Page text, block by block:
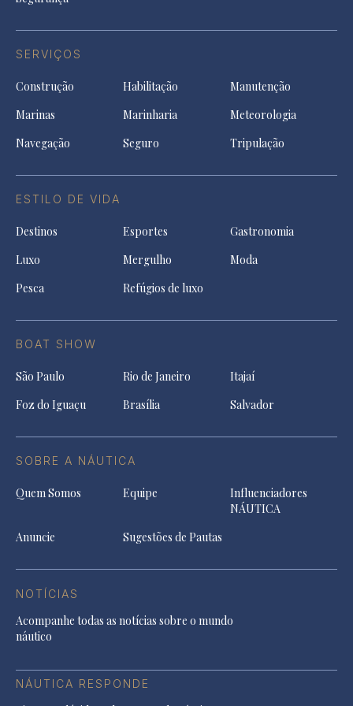
SERVIÇOS
Construção Habilitação
Manutenção
Marinas
Marinharia
Meteorologia
Navegação
Seguro Tripulação
ESTILO DE VIDA
Destinos Esportes
Gastronomia
Luxo
Mergulho
Moda
Pesca
Refúgios de luxo
BOAT SHOW
São Paulo Rio de Janeiro
Itajaí
Foz do Iguaçu
Brasília Salvador
SOBRE A NÁUTICA
Quem Somos Equipe
Influenciadores
NÁUTICA
Anuncie
Sugestões de Pautas
NOTÍCIAS
Acompanhe todas as notícias sobre o mundo
náutico
NÁUTICA RESPONDE